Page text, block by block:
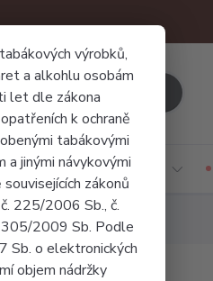
výrobků,
a alkohlu osobám
let dle zákona
k ochraně
tabákovými
a jinými návykovými
zákonů
225/2006 Sb., č.
2009 Sb. Podle
Sb. o elektronických
objem nádržky
Jednorázové cigarety